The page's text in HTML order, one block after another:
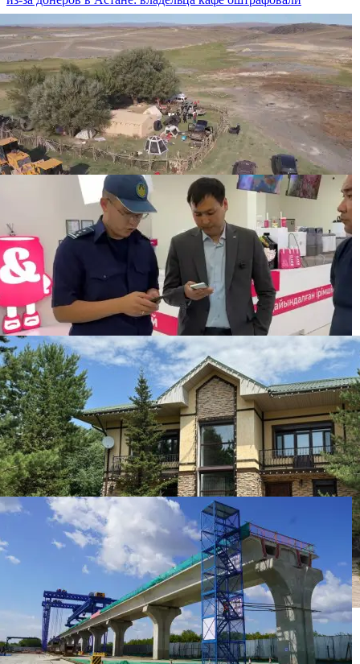
спецоперация АФМ и КНБ: в
области задержали 13 человек
оштрафовали на 86 500 тенге за
раздачу мороженого детям
коттедж из возвращенных активов
в Астане: фото